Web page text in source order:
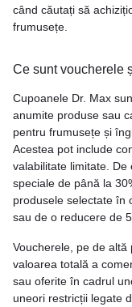
când căutați să
frumusețe.
Ce sunt voucherele
Cupoanele Dr. Max
anumite produse sau
pentru frumusețe și
Acestea pot include
valabilitate limitate.
speciale de până la
produsele selectate în
sau de o reducere de
Voucherele, pe de
valoarea totală a
sau oferite în cadrul
uneori restricții legate